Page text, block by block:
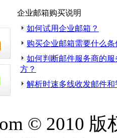
企业邮箱购买说明
如何试用企业邮箱？
购买企业邮箱需要什么条
如何判断邮件服务商的
方？
解析时速多线收发邮件
© 2010